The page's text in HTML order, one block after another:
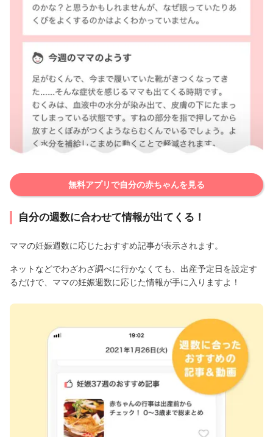
無料アプリで自分の赤ちゃんを見る
自分の週数に合わせて情報が出てくる！
ママの妊娠週数に応じたおすすめ記事が表示されます。
ネットなどでわざわざ調べに行かなくても、出産予定日を設定す
るだけで、ママの妊娠週数に応じた情報が手に入りますよ！